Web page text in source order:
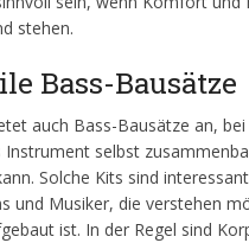
stehen.
Bass-Bausätze
auch Bass-Bausätze an,
Instrument selbst
Solche Kits sind
und Musiker, die verstehen
ist. In der Regel sind